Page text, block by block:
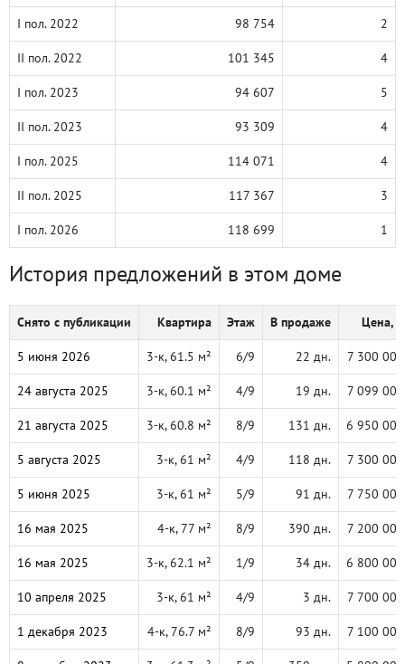
I пол. 2022 98 754 2
II пол. 2022 101 345 4
I пол. 2023 94 607 5
II пол. 2023 93 309 4
I пол. 2025 114 071 4
II пол. 2025 117 367 3
I пол. 2026 118 699 1
История предложений в этом доме
Снято с публикации Квартира Этаж В продаже Цена, ₽
5 июня 2026 3-к, 61.5 м² 6/9 22 дн. 7 300 000
24 августа 2025 3-к, 60.1 м² 4/9 19 дн. 7 099 000
21 августа 2025 3-к, 60.8 м² 8/9 131 дн. 6 950 000
5 августа 2025 3-к, 61 м² 4/9 118 дн. 7 300 000
5 июня 2025 3-к, 61 м² 5/9 91 дн. 7 750 000
16 мая 2025 4-к, 77 м² 8/9 390 дн. 7 200 000
16 мая 2025 3-к, 62.1 м² 1/9 34 дн. 6 800 000
10 апреля 2025 3-к, 61 м² 4/9 3 дн. 7 700 000
1 декабря 2023 4-к, 76.7 м² 8/9 93 дн. 7 100 000